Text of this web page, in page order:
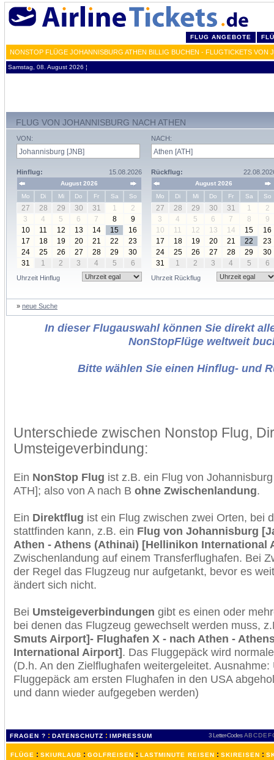
FLUG ANGEBOTE
NONSTOP FLÜGE JOHANNISBURG ATHEN BILLIG BUCHEN - FLUGTICKETS VON
Samstag, 08. August 2026 ¦
FLUG VON JOHANNISBURG NACH ATHEN
VON:
Hinflug: 15.08.2026
August 2026
Mo
Di Mi Do Fr Sa So
27 28 29 30 31 1
2
3
4 5 6 7 8
9
10
11 12 13 14 15
16
17
18 19 20 21 22
23
24
25 26 27 28 29
30
31
1 2 3 4 5 6
Uhrzeit Hinflug
NACH:
Rückflug:
August 2026
Mo
Di Mi Do Fr Sa So
27 28 29 30 31 1
2
3
4 5 6 7 8
9
10
11 12 13 14 15
16
17
18 19 20 21 22
23
24
25 26 27 28 29
30
31
1 2 3 4 5 6
Uhrzeit Rückflug
» neue Suche
In dieser Flugauswahl können Sie direkt
NonStopFlüge weltweit
Bitte wählen Sie einen Hinflug- und
Unterschiede zwischen Nonstop Flug,
Umsteigeverbindung:
Ein NonStop Flug ist z.B. ein Flug von
ATH]; also von A nach B ohne Zwischenlandung.
Ein Direktflug ist ein Flug zwischen zwei Orten, bei
stattfinden kann, z.B. ein Flug von Johannisburg
Athen - Athens (Athinai) [Hellinikon International
Zwischenlandung auf einem Transferflughafen. Bei
der Regel das Flugzeug nur aufgetankt, bevor es
ändert sich nicht.
Bei Umsteigeverbindungen gibt es einen oder
bei denen das Flugzeug gewechselt werden muss,
Smuts Airport]- Flughafen X - nach Athen -
International Airport]. Das Fluggepäck wird
(D.h. An den Zielflughafen weitergeleitet.
Fluggepäck am ersten Flughafen in den USA
und dann wieder aufgegeben werden)
FRAGEN ? : DATENSCHUTZ : IMPRESSUM 3 Letter-Codes ABCDEF
FLÜGE : SKIURLAUB : GOLFREISEN : LASTMINUTE REISEN : SKIREISEN :